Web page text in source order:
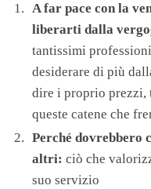
A far pace con la
liberarti dalla
tantissimi
desiderare di più
dire i proprio prezzi,
queste catene che
Perché dovrebbero
altri: ciò che
suo servizio